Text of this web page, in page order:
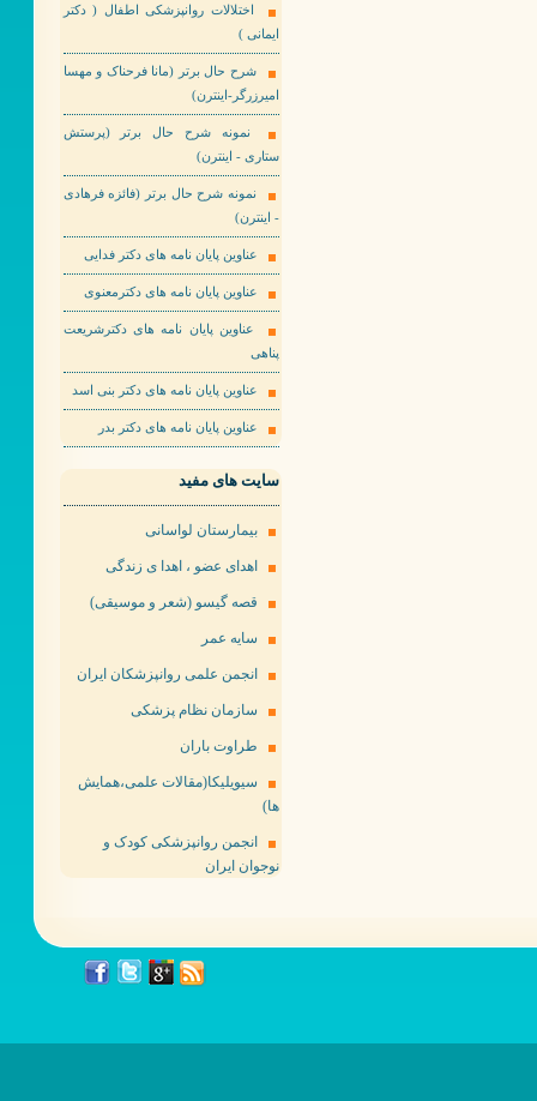
اختلالات روانپزشکی اطفال ( دکتر
ایمانی )
شرح حال برتر (مانا فرحناک و مهسا
امیرزرگر-اینترن)
نمونه شرح حال برتر (پرستش
ستاری - اینترن)
نمونه شرح حال برتر (فائزه فرهادی
- اینترن)
عناوین پایان نامه های دکتر فدایی
عناوین پایان نامه های دکترمعنوی
عناوین پایان نامه های دکترشریعت
پناهی
عناوین پایان نامه های دکتر بنی اسد
عناوین پایان نامه های دکتر بدر
سایت های مفید
بیمارستان لواسانی
اهدای عضو ، اهدا ی زندگی
قصه گیسو (شعر و موسیقی)
سایه عمر
انجمن علمی روانپزشکان ایران
سازمان نظام پزشکی
طراوت باران
سیویلیکا(مقالات علمی،همایش
ها)
انجمن روانپزشکی کودک و
نوجوان ایران